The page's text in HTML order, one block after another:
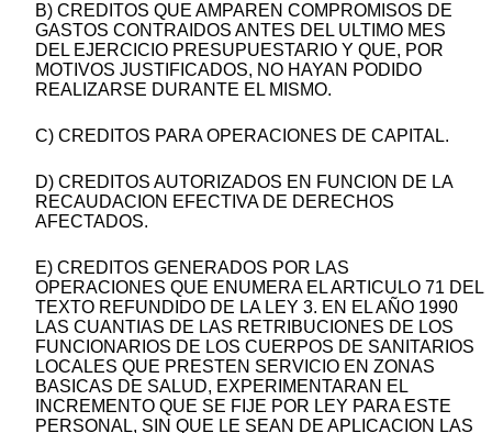
B) CREDITOS QUE AMPAREN COMPROMISOS DE
GASTOS CONTRAIDOS ANTES DEL ULTIMO MES
DEL EJERCICIO PRESUPUESTARIO Y QUE, POR
MOTIVOS JUSTIFICADOS, NO HAYAN PODIDO
REALIZARSE DURANTE EL MISMO.
C) CREDITOS PARA OPERACIONES DE CAPITAL.
D) CREDITOS AUTORIZADOS EN FUNCION DE LA
RECAUDACION EFECTIVA DE DERECHOS
AFECTADOS.
E) CREDITOS GENERADOS POR LAS
OPERACIONES QUE ENUMERA EL ARTICULO 71 DEL
TEXTO REFUNDIDO DE LA LEY 3. EN EL AÑO 1990
LAS CUANTIAS DE LAS RETRIBUCIONES DE LOS
FUNCIONARIOS DE LOS CUERPOS DE SANITARIOS
LOCALES QUE PRESTEN SERVICIO EN ZONAS
BASICAS DE SALUD, EXPERIMENTARAN EL
INCREMENTO QUE SE FIJE POR LEY PARA ESTE
PERSONAL, SIN QUE LE SEAN DE APLICACION LAS